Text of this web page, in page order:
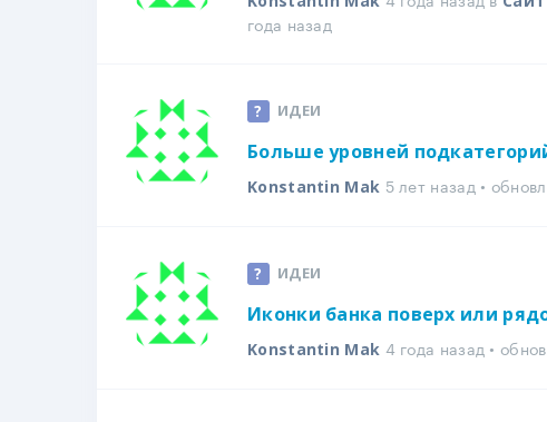
года назад
ИДЕИ
Больше уровней
Konstantin Mak 5 лет назад •
ИДЕИ
Иконки банка поверх или
Konstantin Mak 4 года назад •